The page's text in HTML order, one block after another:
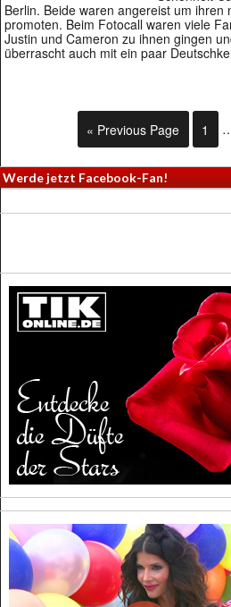
Berlin. Beide waren angereist um ihren
promoten. Beim Fotocall waren viele
Justin und Cameron zu ihnen gingen
überrascht auch mit ein paar
« Previous Page 1
Werde jetzt Facebook-Fan!